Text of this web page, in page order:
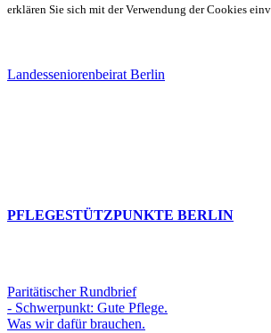
erklären Sie sich mit der Verwendung der Cookies
Landesseniorenbeirat Berlin
PFLEGESTÜTZPUNKTE BERLIN
Paritätischer Rundbrief
- Schwerpunkt: Gute Pflege.
Was wir dafür brauchen.